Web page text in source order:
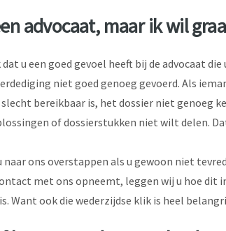
advocaat, maar ik wil
u een goed gevoel heeft bij de advocaat
niet goed genoeg gevoerd. Als
bereikbaar is, het dossier niet genoeg
of dossierstukken niet wilt delen.
ons overstappen als u gewoon niet
met ons opneemt, leggen wij u hoe dit
Want ook die wederzijdse klik is heel